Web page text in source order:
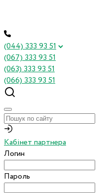
(044) 333 93 51
(067) 333 93 51
(063) 333 93 51
(066) 333 93 51
Кабінет партнера
Логин
Пароль